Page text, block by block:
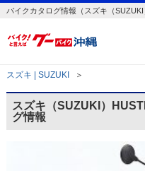
バイクカタログ情報（スズキ（SUZUKI
スズキ | SUZUKI ＞
スズキ（SUZUKI）
グ情報